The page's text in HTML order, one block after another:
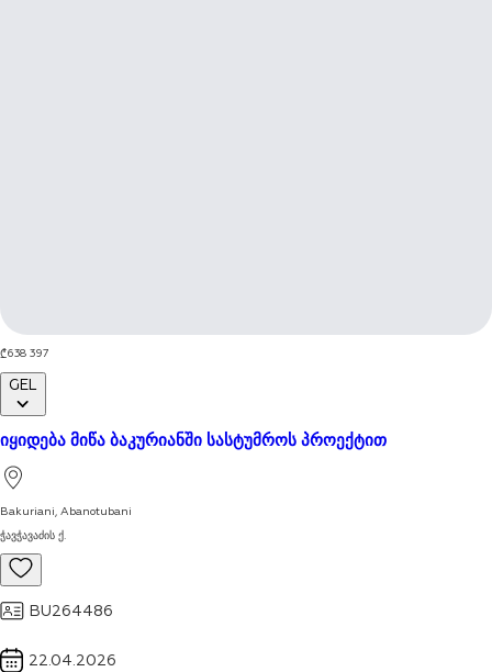
1 / 6
₾638 397
GEL
იყიდება მიწა ბაკურიანში სასტუმროს პროექტით
Bakuriani, Abanotubani
ჭავჭავაძის ქ.
BU264486
22.04.2026